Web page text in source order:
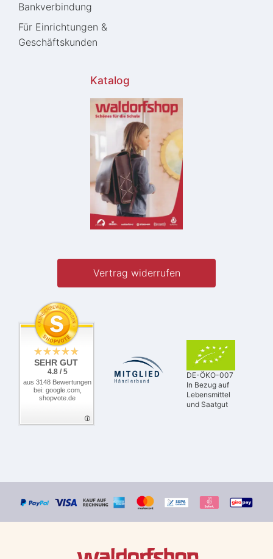
Bankverbindung
Für Einrichtungen &
Geschäftskunden
Katalog
Vertrag widerrufen
SEHR GUT
4.8 / 5
aus 3148 Bewertungen
bei: google.com,
shopvote.de
DE-ÖKO-007
In Bezug auf
Lebensmittel
und Saatgut